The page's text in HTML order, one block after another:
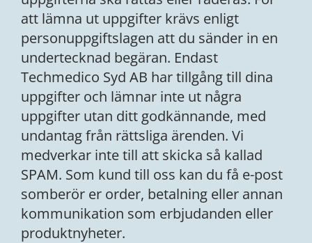
att lämna ut uppgifter krävs enligt
personuppgiftslagen att du sänder in en
undertecknad begäran. Endast
Techmedico Syd AB har tillgång till dina
uppgifter och lämnar inte ut några
uppgifter utan ditt godkännande, med
undantag från rättsliga ärenden. Vi
medverkar inte till att skicka så kallad
SPAM. Som kund till oss kan du få e-post
somberör er order, betalning eller annan
kommunikation som erbjudanden eller
produktnyheter.